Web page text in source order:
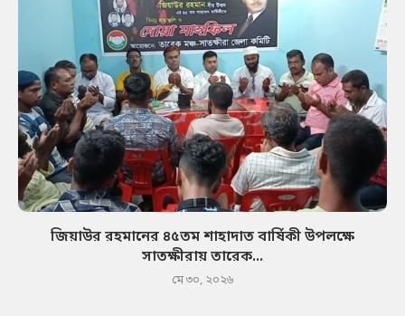
জিয়াউর রহমানের ৪৫তম শাহাদাত বার্ষিকী উপলক্ষে
সাতক্ষীরায় তারেক...
মে ৩০, ২০২৬